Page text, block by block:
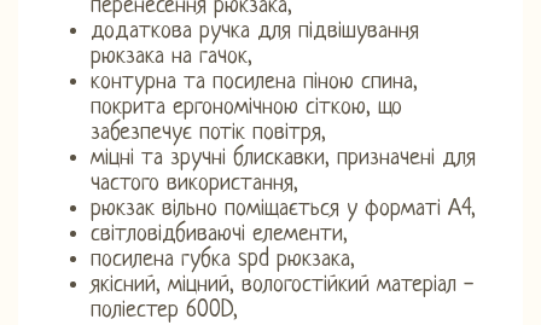
перенесення рюкзака,
додаткова ручка для підвішування
рюкзака на гачок,
контурна та посилена піною спина,
покрита ергономічною сіткою, що
забезпечує потік повітря,
міцні та зручні блискавки, призначені для
частого використання,
рюкзак вільно поміщається у форматі А4,
світловідбиваючі елементи,
посилена губка spd рюкзака,
якісний, міцний, вологостійкий матеріал -
поліестер 600D,